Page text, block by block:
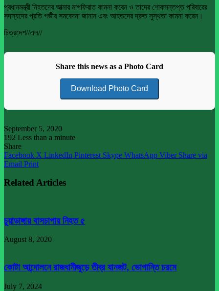
প্রধানমন্ত্রী নিহতদের আত্মার মাগফিরাত কামনা করেন ও তাদের শোকসন্তপ্ত পরিবারের
সদস্যদের প্রতি গভীর সমবেদনা জানান এবং আহতদের দ্রুত সুস্থতা কামনা করেন।
চিত্রদেশ//এল//
Share this news as a Photo Card
Download Photo Card
September 5, 2020
192 Less than a minute
Share
Facebook X LinkedIn Pinterest Skype WhatsApp Viber Share via
Email Print
Related Articles
চুয়াডাঙ্গায় বাসচাপায় নিহত ৫
August 8, 2020
কোটা আন্দোলনে রাজধানীজুড়ে তীব্র যানজট, ভোগান্তি চরমে
July 7, 2024